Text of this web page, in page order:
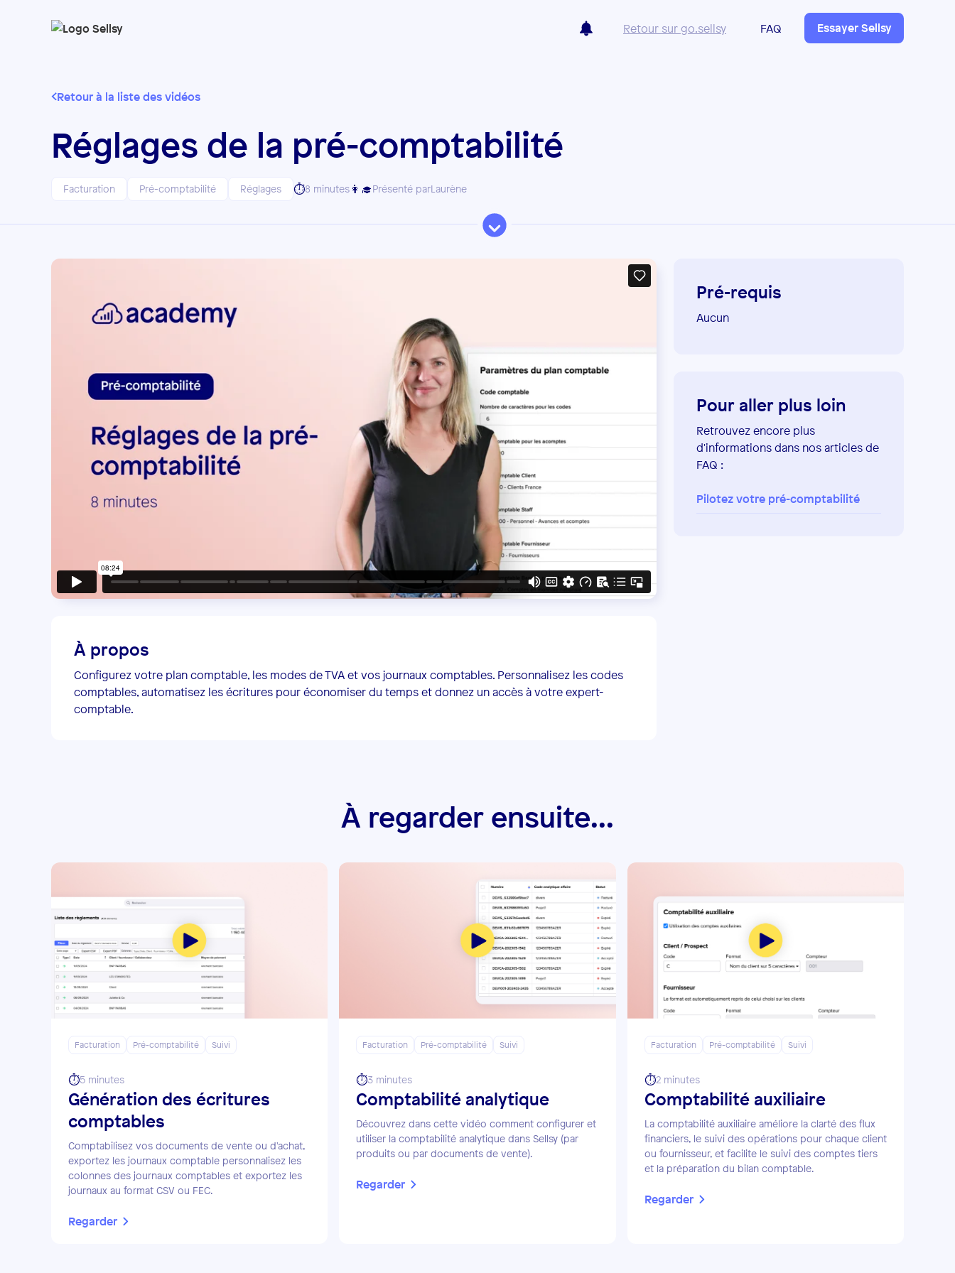
Retour sur go.sellsy FAQ Essayer Sellsy
Retour à la liste des vidéos
Réglages de la pré-comptabilité
Facturation Pré-comptabilité Réglages ⏱️8 minutes 👩‍🎓Présenté parLaurène
À propos
Configurez votre plan comptable, les modes de TVA et vos journaux comptables. Personnalisez les codes
comptables, automatisez les écritures pour économiser du temps et donnez un accès à votre expert-
comptable.
Pré-requis
Aucun
Pour aller plus loin
Retrouvez encore plus
d'informations dans nos articles de
FAQ :
Pilotez votre pré-comptabilité
À regarder ensuite...
Facturation Pré-comptabilité Suivi
⏱️5 minutes
Génération des écritures
comptables
Comptabilisez vos documents de vente ou d'achat,
exportez les journaux comptable personnalisez les
colonnes des journaux comptables et exportez les
journaux au format CSV ou FEC.
Regarder
Facturation Pré-comptabilité Suivi
⏱️3 minutes
Comptabilité analytique
Découvrez dans cette vidéo comment configurer et
utiliser la comptabilité analytique dans Sellsy (par
produits ou par documents de vente).
Regarder
Facturation Pré-comptabilité Suivi
⏱️2 minutes
Comptabilité auxiliaire
La comptabilité auxiliaire améliore la clarté des flux
financiers, le suivi des opérations pour chaque client
ou fournisseur, et facilite le suivi des comptes tiers
et la préparation du bilan comptable.
Regarder